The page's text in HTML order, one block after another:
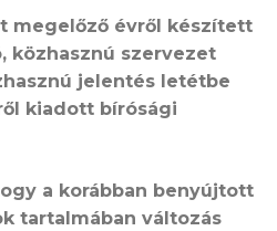
megelőző évről készített
közhasznú szervezet
jelentés letétbe
kiadott bírósági
a korábban benyújtott
tartalmában változás